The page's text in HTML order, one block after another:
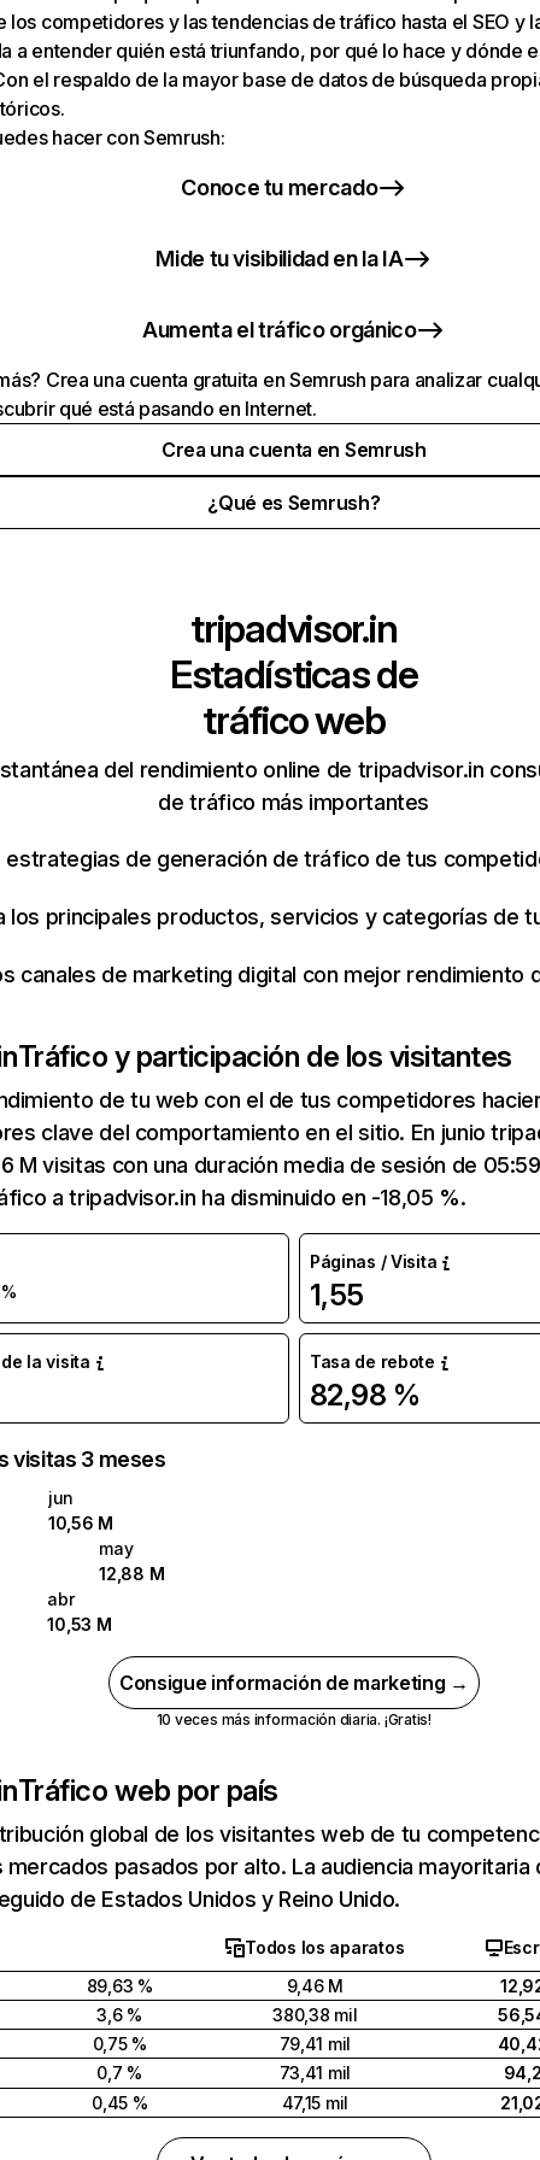
los competidores y las tendencias de tráfico hasta el SEO y
a entender quién está triunfando, por qué lo hace y dónde
el respaldo de la mayor base de datos de búsqueda
hacer con Semrush:
Conoce tu mercado
Mide tu visibilidad en la IA
Aumenta el tráfico orgánico
Crea una cuenta gratuita en Semrush para analizar
qué está pasando en Internet.
Crea una cuenta en Semrush
¿Qué es Semrush?
tripadvisor.in
Estadísticas de
tráfico web
del rendimiento online de tripadvisor.in
de tráfico más importantes
estrategias de generación de tráfico de tus
los principales productos, servicios y categorías de
canales de marketing digital con mejor rendimiento
Tráfico y participación de los visitantes
de tu web con el de tus competidores
clave del comportamiento en el sitio. En junio
M visitas con una duración media de sesión de
a tripadvisor.in ha disminuido en -18,05 %.
Páginas / Visita
1,55
la visita Tasa de rebote
82,98 %
visitas 3 meses
jun
10,56 M
may
12,88 M
abr
10,53 M
Consigue información de marketing →
10 veces más información diaria. ¡Gratis!
Tráfico web por país
global de los visitantes web de tu
pasados por alto. La audiencia mayoritaria
de Estados Unidos y Reino Unido.
Todos los aparatos
89,63 %
9,46 M
3,6 %
380,38 mil
0,75 %
79,41 mil
0,7 %
73,41 mil
0,45 %
47,15 mil